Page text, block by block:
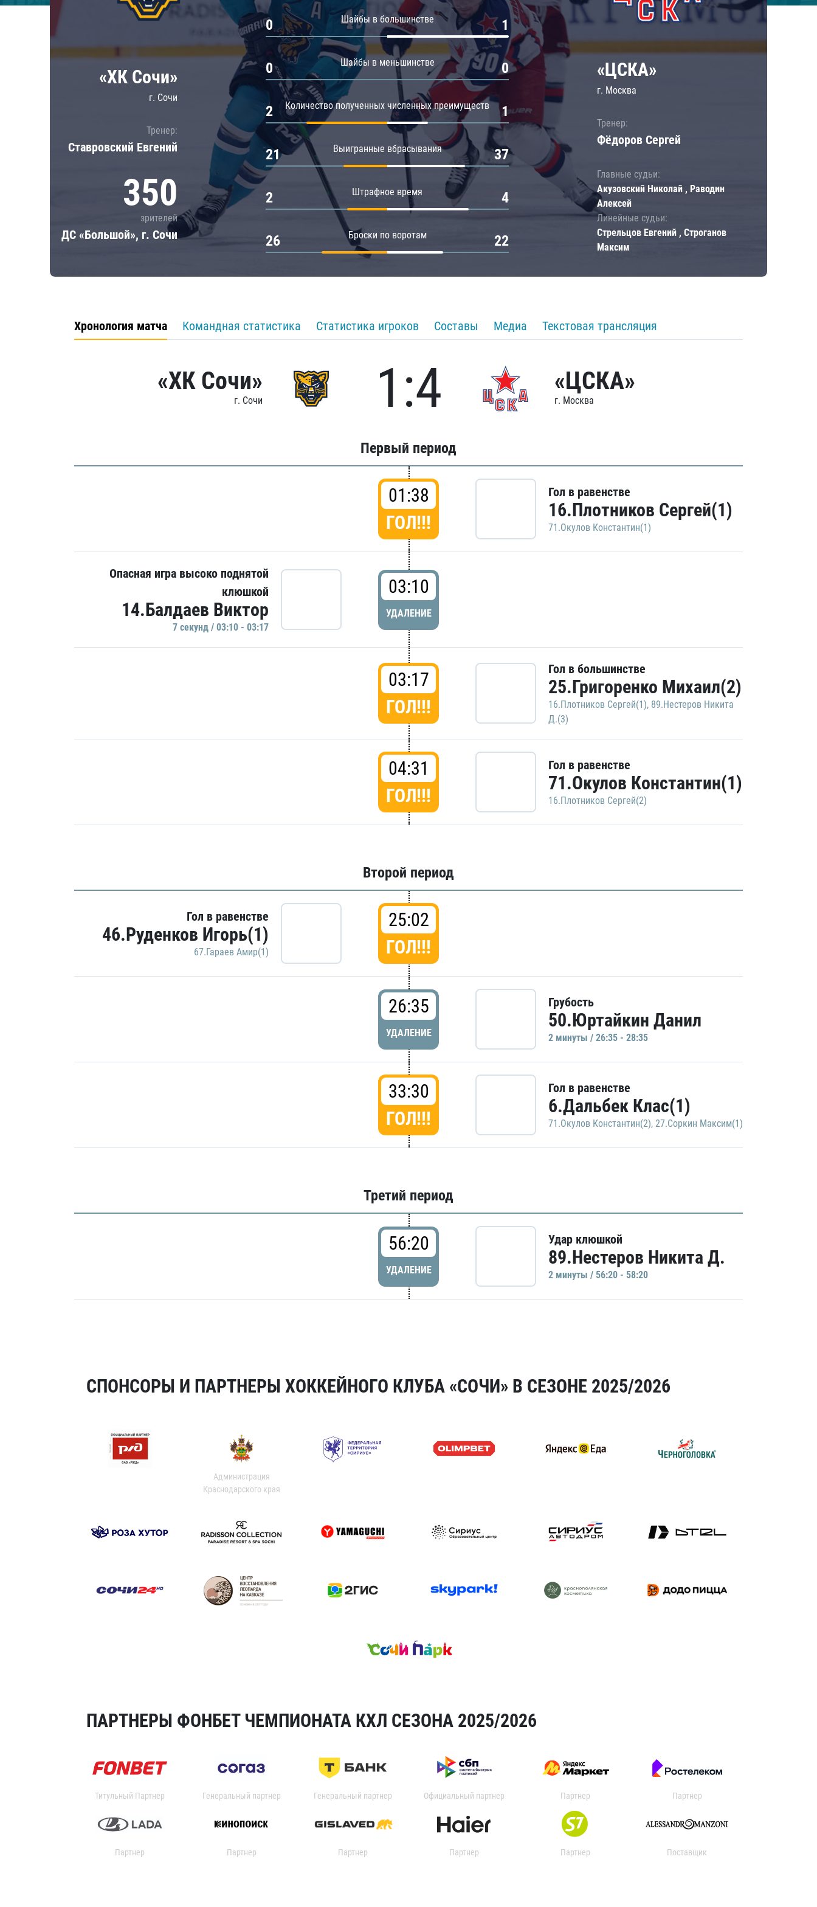
Локомотив
ЦСКА
Шанхайские Драконы
Амур
Барыс
Салават Юлаев
«ХК Сочи»
г. Сочи
Тренер:
Ставровский Евгений
350
зрителей
ДС «Большой», г. Сочи
Шайбы в большинстве
0 1
Шайбы в меньшинстве
0 0
Количество полученных численных преимуществ
2 1
Выигранные вбрасывания
21 37
Штрафное время
2 4
Броски по воротам
26 22
«ЦСКА»
г. Москва
Тренер:
Фёдоров Сергей
Главные судьи:
Акузовский Николай , Раводин
Алексей
Линейные судьи:
Стрельцов Евгений , Строганов
Максим
Хронология матча Командная статистика Статистика игроков Составы Медиа Текстовая трансляция
«ХК Сочи»
г. Сочи 1:4 «ЦСКА»
г. Москва
Первый период
01:38
ГОЛ!!!
Гол в равенстве
16.Плотников Сергей(1)
71.Окулов Константин(1)
Опасная игра высоко поднятой
клюшкой
14.Балдаев Виктор
7 секунд / 03:10 - 03:17
03:10
УДАЛЕНИЕ
03:17
ГОЛ!!!
Гол в большинстве
25.Григоренко Михаил(2)
16.Плотников Сергей(1), 89.Нестеров Никита
Д.(3)
04:31
ГОЛ!!!
Гол в равенстве
71.Окулов Константин(1)
16.Плотников Сергей(2)
Второй период
Гол в равенстве
46.Руденков Игорь(1)
67.Гараев Амир(1)
25:02
ГОЛ!!!
26:35
УДАЛЕНИЕ
Грубость
50.Юртайкин Данил
2 минуты / 26:35 - 28:35
33:30
ГОЛ!!!
Гол в равенстве
6.Дальбек Клас(1)
71.Окулов Константин(2), 27.Соркин Максим(1)
Третий период
56:20
УДАЛЕНИЕ
Удар клюшкой
89.Нестеров Никита Д.
2 минуты / 56:20 - 58:20
СПОНСОРЫ И ПАРТНЕРЫ ХОККЕЙНОГО КЛУБА «СОЧИ» В СЕЗОНЕ 2025/2026
Администрация
Краснодарского края
ПАРТНЕРЫ ФОНБЕТ ЧЕМПИОНАТА КХЛ СЕЗОНА 2025/2026
Титульный Партнер Генеральный партнер Генеральный партнер Официальный партнер Партнер Партнер
Партнер Партнер Партнер Партнер Партнер Поставщик